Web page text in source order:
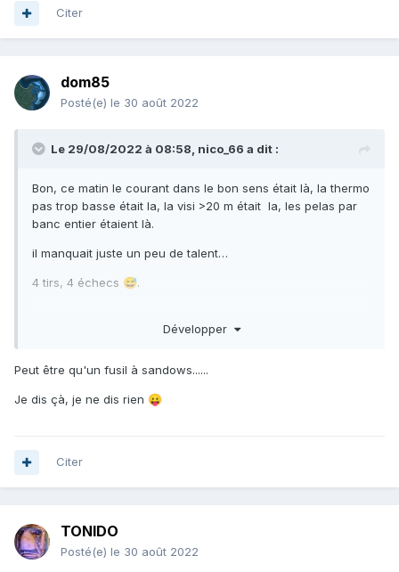
Citer
dom85
Posté(e) le 30 août 2022
Le 29/08/2022 à 08:58, nico_66 a dit :
Bon, ce matin le courant dans le bon sens était là, la thermo
pas trop basse était la, la visi >20 m était la, les pelas par
banc entier étaient là.
il manquait juste un peu de talent…
4 tirs, 4 échecs 😅.
Développer
Peut être qu'un fusil à sandows......
Je dis çà, je ne dis rien 😛
Citer
TONIDO
Posté(e) le 30 août 2022